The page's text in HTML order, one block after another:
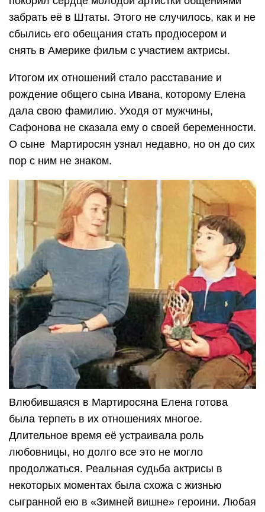
забрать её в Штаты. Этого не случилось, как и не
сбылись его обещания стать продюсером и
снять в Америке фильм с участием актрисы.
Итогом их отношений стало расставание и
рождение общего сына Ивана, которому Елена
дала свою фамилию. Уходя от мужчины,
Сафонова не сказала ему о своей беременности.
О сыне Мартиросян узнал недавно, но он до сих
пор с ним не знаком.
Влюбившаяся в Мартиросяна Елена готова
была терпеть в их отношениях многое.
Длительное время её устраивала роль
любовницы, но долго все это не могло
продолжаться. Реальная судьба актрисы в
некоторых моментах была схожа с жизнью
сыгранной ею в «Зимней вишне» героини. Любая